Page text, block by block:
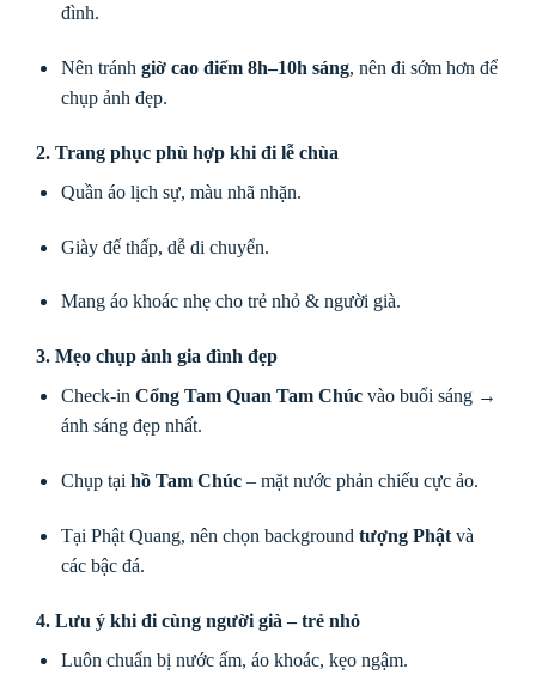
đình.
Nên tránh giờ cao điểm 8h–10h sáng, nên đi sớm hơn để
chụp ảnh đẹp.
2. Trang phục phù hợp khi đi lễ chùa
Quần áo lịch sự, màu nhã nhặn.
Giày đế thấp, dễ di chuyển.
Mang áo khoác nhẹ cho trẻ nhỏ & người già.
3. Mẹo chụp ảnh gia đình đẹp
Check-in Cổng Tam Quan Tam Chúcvào buổi sáng →
ánh sáng đẹp nhất.
Chụp tại hồ Tam Chúc– mặt nước phản chiếu cực ảo.
Tại Phật Quang, nên chọn background tượng Phậtvà
các bậc đá.
4. Lưu ý khi đi cùng người già – trẻ nhỏ
Luôn chuẩn bị nước ấm, áo khoác, kẹo ngậm.